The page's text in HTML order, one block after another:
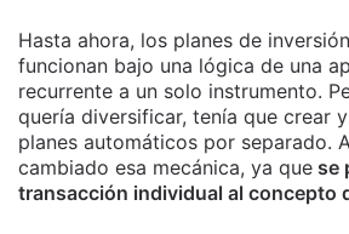
Hasta ahora, los planes de
funcionan bajo una lógica de una
recurrente a un solo instrumento.
quería diversificar, tenía que crear
planes automáticos por separado.
cambiado esa mecánica, ya que se
transacción individual al concepto